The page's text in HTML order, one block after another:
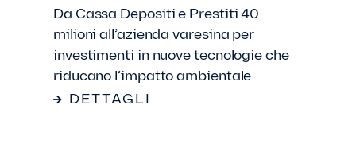
Da Cassa Depositi e Prestiti 40
milioni all’azienda varesina per
investimenti in nuove tecnologie che
riducano l’impatto ambientale
DETTAGLI